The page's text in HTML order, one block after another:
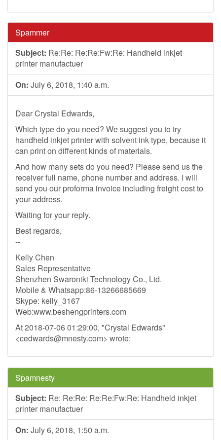
Spammer
Subject: Re:Re: Re:Re:Fw:Re: Handheld inkjet
printer manufactuer
On: July 6, 2018, 1:40 a.m.
Dear Crystal Edwards,
Which type do you need? We suggest you to try
handheld inkjet printer with solvent ink type, because it
can print on different kinds of materials.
And how many sets do you need? Please send us the
receiver full name, phone number and address. I will
send you our proforma invoice including freight cost to
your address.
Waiting for your reply.
Best regards,
--
Kelly Chen
Sales Representative
Shenzhen Swaroniki Technology Co., Ltd.
Mobile & Whatsapp:86-13266685669
Skype: kelly_3167
Web:www.beshengprinters.com
At 2018-07-06 01:29:00, "Crystal Edwards"
<cedwards@mnesty.com> wrote:
Spamnesty
Subject: Re: Re:Re: Re:Re:Fw:Re: Handheld inkjet
printer manufactuer
On: July 6, 2018, 1:50 a.m.